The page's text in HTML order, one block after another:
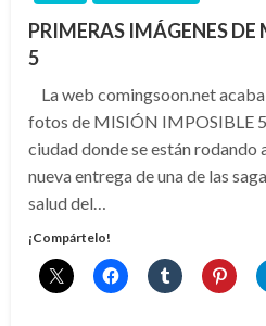
PRIMERAS IMÁGENES
5
La web comingsoon.net
fotos de MISIÓN IMPOSIBLE
ciudad donde se están rodando
nueva entrega de una de las
salud del…
¡Compártelo!